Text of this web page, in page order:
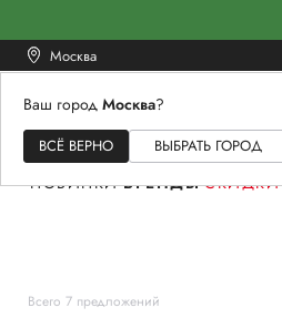
Москва
Ваш город Москва?
ВСЁ ВЕРНО ВЫБРАТЬ ГОРОД
ЖЕНСКОЕМУЖСКОЕ
НОВИНКИ БРЕНДЫ СКИДКИ
Всего 7 предложений